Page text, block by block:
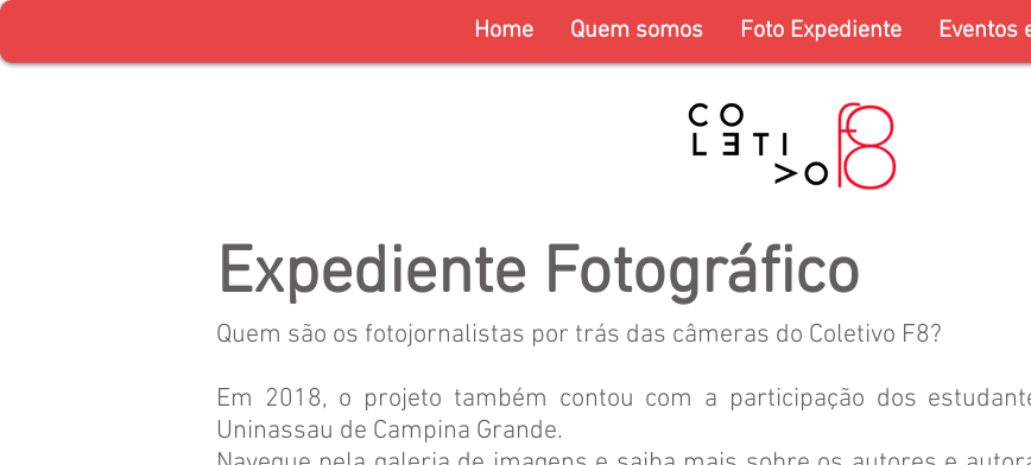
Home Quem somos Foto Expediente Eventos
Expediente Fotográfico
Quem são os fotojornalistas por trás das câmeras do Coletivo F8?
​Em 2018, o projeto também contou com a participação dos
Uninassau de Campina Grande.